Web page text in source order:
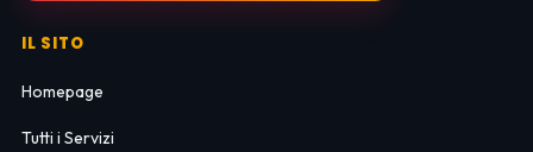
IL SITO
Homepage
Tutti i Servizi